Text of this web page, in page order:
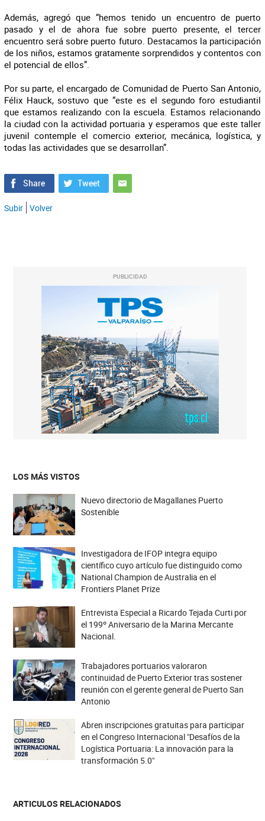
Además, agregó que “hemos tenido un encuentro de puerto
pasado y el de ahora fue sobre puerto presente, el tercer
encuentro será sobre puerto futuro. Destacamos la participación
de los niños, estamos gratamente sorprendidos y contentos con
el potencial de ellos”.
Por su parte, el encargado de Comunidad de Puerto San Antonio,
Félix Hauck, sostuvo que “este es el segundo foro estudiantil
que estamos realizando con la escuela. Estamos relacionando
la ciudad con la actividad portuaria y esperamos que este taller
juvenil contemple el comercio exterior, mecánica, logística, y
todas las actividades que se desarrollan”.
Subir Volver
PUBLICIDAD
LOS MÁS VISTOS
Nuevo directorio de Magallanes Puerto
Sostenible
Investigadora de IFOP integra equipo
científico cuyo artículo fue distinguido como
National Champion de Australia en el
Frontiers Planet Prize
Entrevista Especial a Ricardo Tejada Curti por
el 199º Aniversario de la Marina Mercante
Nacional.
Trabajadores portuarios valoraron
continuidad de Puerto Exterior tras sostener
reunión con el gerente general de Puerto San
Antonio
Abren inscripciones gratuitas para participar
en el Congreso Internacional "Desafíos de la
Logística Portuaria: La innovación para la
transformación 5.0"
ARTICULOS RELACIONADOS